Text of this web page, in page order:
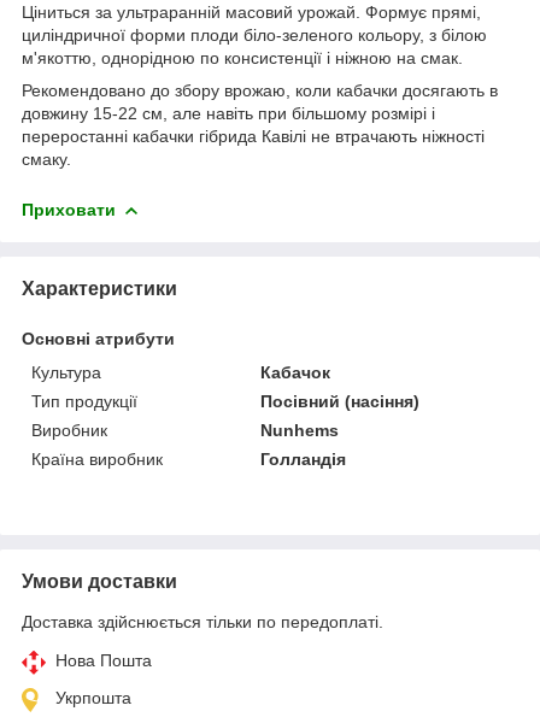
Ціниться за ультраранній масовий урожай. Формує прямі,
циліндричної форми плоди біло-зеленого кольору, з білою
м'якоттю, однорідною по консистенції і ніжною на смак.
Рекомендовано до збору врожаю, коли кабачки досягають в
довжину 15-22 см, але навіть при більшому розмірі і
переростанні кабачки гібрида Кавілі не втрачають ніжності
смаку.
Приховати
Характеристики
Основні атрибути
Культура
Кабачок
Тип продукції
Посівний (насіння)
Виробник
Nunhems
Країна виробник
Голландія
Умови доставки
Доставка здійснюється тільки по передоплаті.
Нова Пошта
Укрпошта